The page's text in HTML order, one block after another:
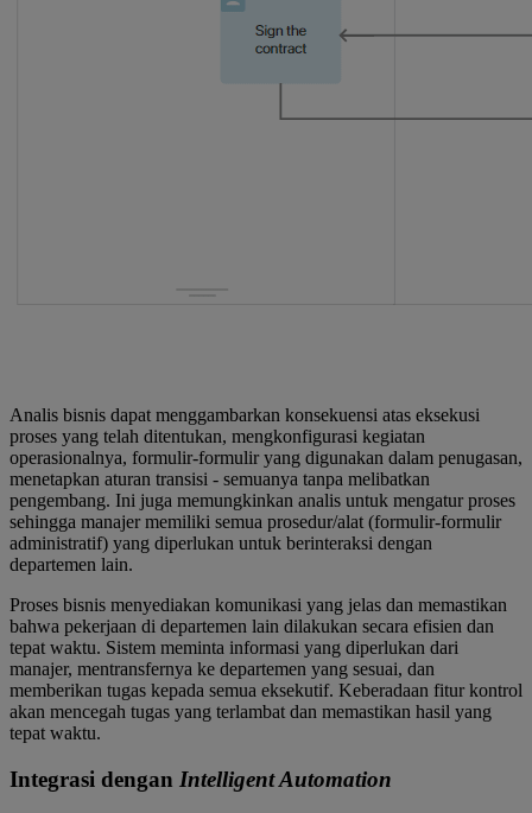
Analis bisnis dapat menggambarkan konsekuensi atas eksekusi
proses yang telah ditentukan, mengkonfigurasi kegiatan
operasionalnya, formulir-formulir yang digunakan dalam penugasan,
menetapkan aturan transisi - semuanya tanpa melibatkan
pengembang. Ini juga memungkinkan analis untuk mengatur proses
sehingga manajer memiliki semua prosedur/alat (formulir-formulir
administratif) yang diperlukan untuk berinteraksi dengan
departemen lain.
Proses bisnis menyediakan komunikasi yang jelas dan memastikan
bahwa pekerjaan di departemen lain dilakukan secara efisien dan
tepat waktu. Sistem meminta informasi yang diperlukan dari
manajer, mentransfernya ke departemen yang sesuai, dan
memberikan tugas kepada semua eksekutif. Keberadaan fitur kontrol
akan mencegah tugas yang terlambat dan memastikan hasil yang
tepat waktu.
Integrasi dengan Intelligent Automation